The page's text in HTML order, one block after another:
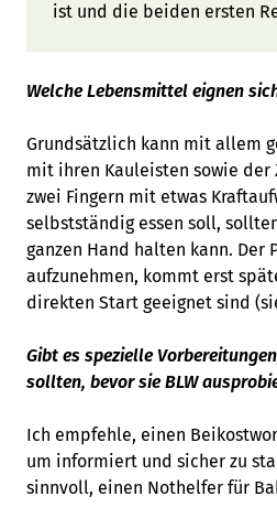
ist und die beiden ersten
Welche Lebensmittel eignen
Grundsätzlich kann mit allem
mit ihren Kauleisten sowie der
zwei Fingern mit etwas
selbstständig essen soll,
ganzen Hand halten kann. Der
aufzunehmen, kommt erst
direkten Start geeignet sind
Gibt es spezielle
sollten, bevor sie BLW
Ich empfehle, einen
um informiert und sicher zu
sinnvoll, einen Nothelfer für